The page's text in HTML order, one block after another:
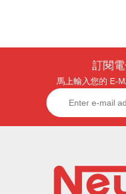
訂閱
馬上輸入您的 E-